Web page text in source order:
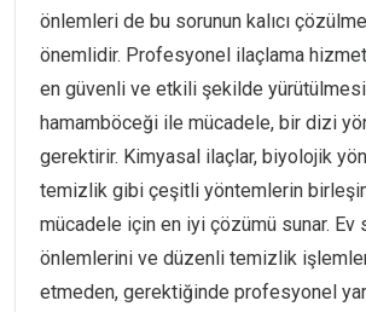
önlemleri de bu sorunun kalıcı
önemlidir. Profesyonel ilaçlama
en güvenli ve etkili şekilde
hamamböceği ile mücadele, bir dizi
gerektirir. Kimyasal ilaçlar, biyolojik
temizlik gibi çeşitli yöntemlerin
mücadele için en iyi çözümü sunar. Ev
önlemlerini ve düzenli temizlik
etmeden, gerektiğinde profesyonel